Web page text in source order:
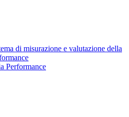
di misurazione e valutazione della
Performance